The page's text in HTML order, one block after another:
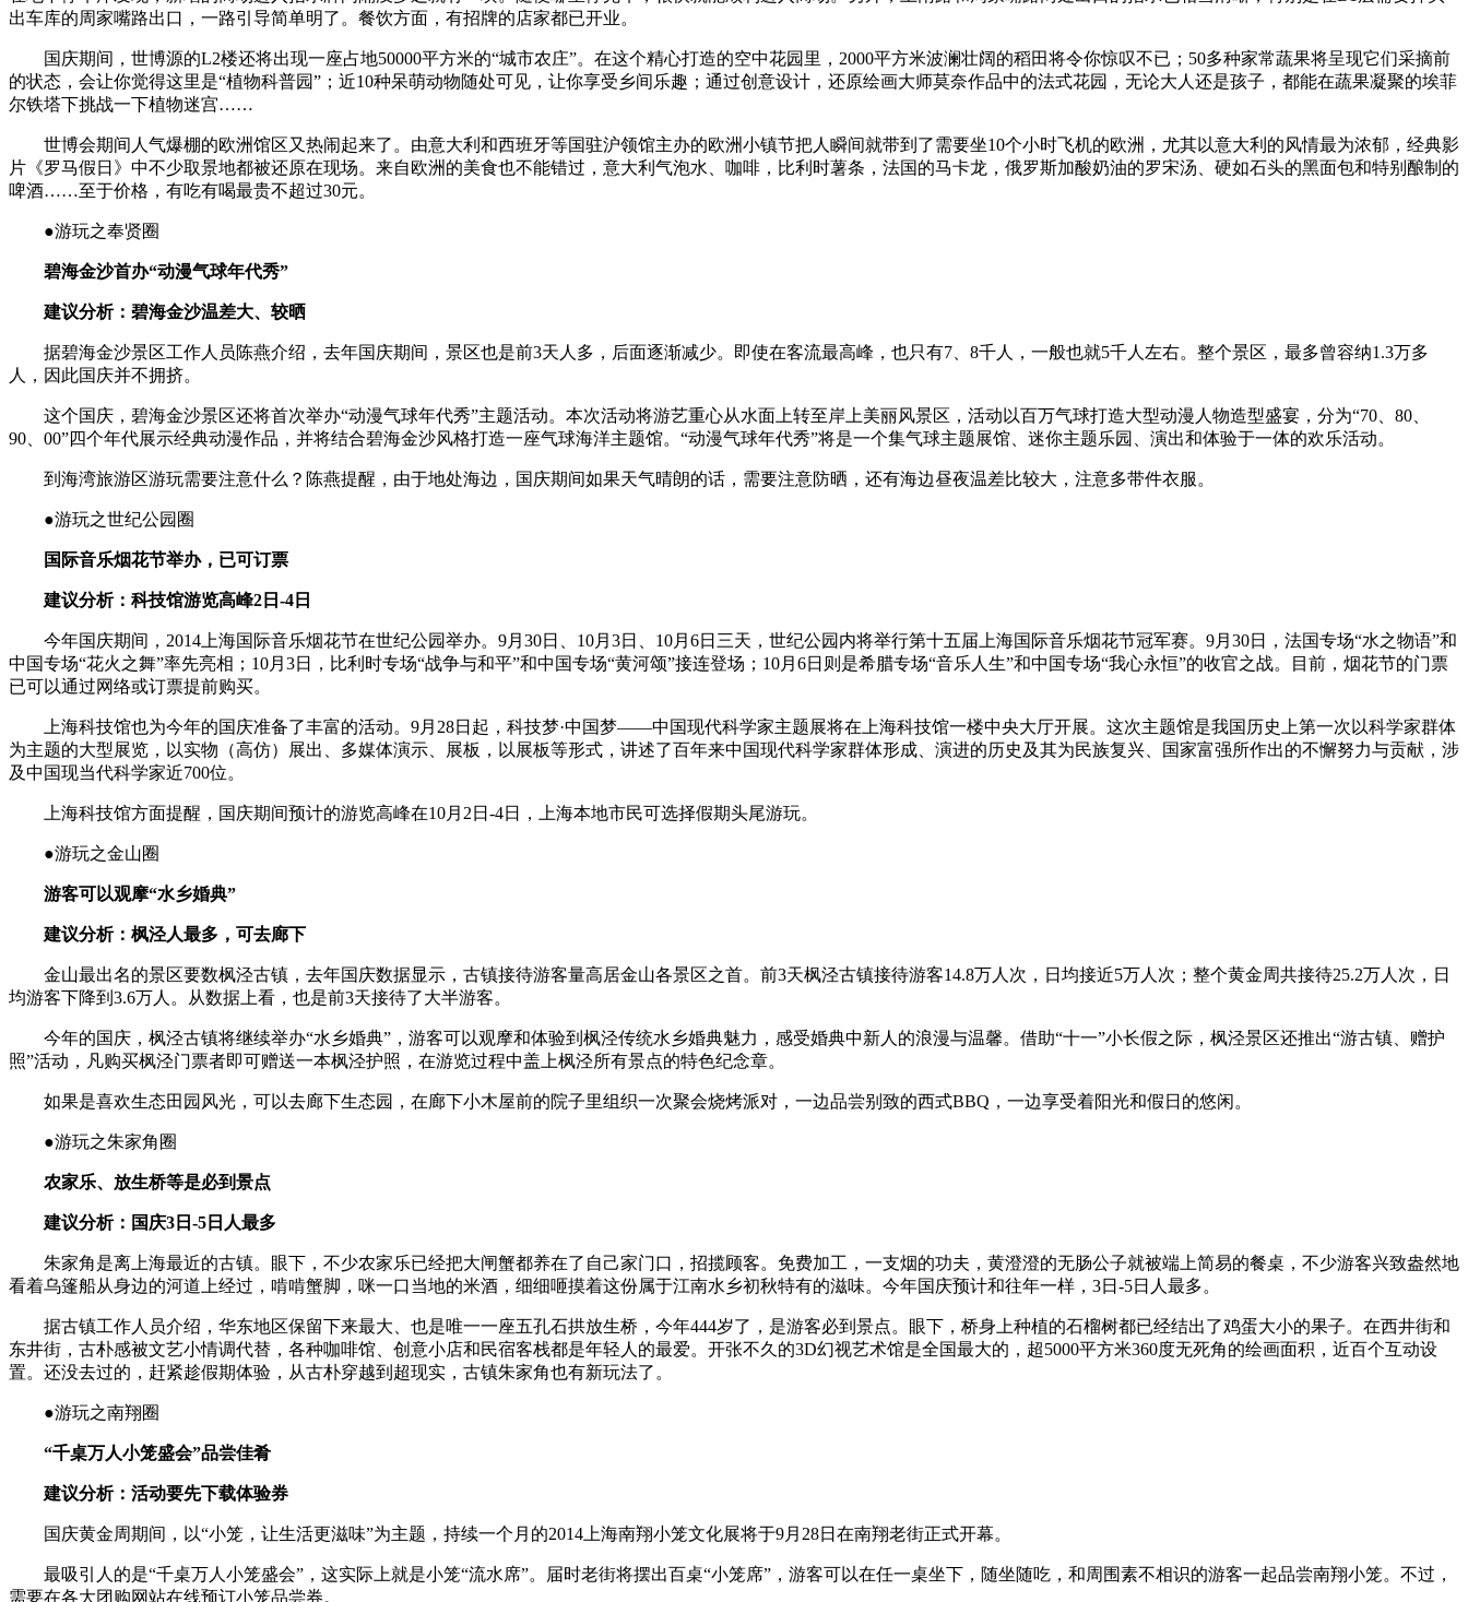
出车库的周家嘴路出口，一路引导简单明了。餐饮方面，有招牌的店家都已开业。
国庆期间，世博源的L2楼还将出现一座占地50000平方米的“城市农庄”。在这个精心打造的空中花园里，2000平方米波澜壮阔的稻田将令你惊叹不已；50多种家常蔬果将呈现它们采摘前
的状态，会让你觉得这里是“植物科普园”；近10种呆萌动物随处可见，让你享受乡间乐趣；通过创意设计，还原绘画大师莫奈作品中的法式花园，无论大人还是孩子，都能在蔬果凝聚的埃菲
尔铁塔下挑战一下植物迷宫……
世博会期间人气爆棚的欧洲馆区又热闹起来了。由意大利和西班牙等国驻沪领馆主办的欧洲小镇节把人瞬间就带到了需要坐10个小时飞机的欧洲，尤其以意大利的风情最为浓郁，经典影
片《罗马假日》中不少取景地都被还原在现场。来自欧洲的美食也不能错过，意大利气泡水、咖啡，比利时薯条，法国的马卡龙，俄罗斯加酸奶油的罗宋汤、硬如石头的黑面包和特别酿制的
啤酒……至于价格，有吃有喝最贵不超过30元。
●游玩之奉贤圈
碧海金沙首办“动漫气球年代秀”
建议分析：碧海金沙温差大、较晒
据碧海金沙景区工作人员陈燕介绍，去年国庆期间，景区也是前3天人多，后面逐渐减少。即使在客流最高峰，也只有7、8千人，一般也就5千人左右。整个景区，最多曾容纳1.3万多
人，因此国庆并不拥挤。
这个国庆，碧海金沙景区还将首次举办“动漫气球年代秀”主题活动。本次活动将游艺重心从水面上转至岸上美丽风景区，活动以百万气球打造大型动漫人物造型盛宴，分为“70、80、
90、00”四个年代展示经典动漫作品，并将结合碧海金沙风格打造一座气球海洋主题馆。“动漫气球年代秀”将是一个集气球主题展馆、迷你主题乐园、演出和体验于一体的欢乐活动。
到海湾旅游区游玩需要注意什么？陈燕提醒，由于地处海边，国庆期间如果天气晴朗的话，需要注意防晒，还有海边昼夜温差比较大，注意多带件衣服。
●游玩之世纪公园圈
国际音乐烟花节举办，已可订票
建议分析：科技馆游览高峰2日-4日
今年国庆期间，2014上海国际音乐烟花节在世纪公园举办。9月30日、10月3日、10月6日三天，世纪公园内将举行第十五届上海国际音乐烟花节冠军赛。9月30日，法国专场“水之物语”和
中国专场“花火之舞”率先亮相；10月3日，比利时专场“战争与和平”和中国专场“黄河颂”接连登场；10月6日则是希腊专场“音乐人生”和中国专场“我心永恒”的收官之战。目前，烟花节的门票
已可以通过网络或订票提前购买。
上海科技馆也为今年的国庆准备了丰富的活动。9月28日起，科技梦·中国梦——中国现代科学家主题展将在上海科技馆一楼中央大厅开展。这次主题馆是我国历史上第一次以科学家群体
为主题的大型展览，以实物（高仿）展出、多媒体演示、展板，以展板等形式，讲述了百年来中国现代科学家群体形成、演进的历史及其为民族复兴、国家富强所作出的不懈努力与贡献，涉
及中国现当代科学家近700位。
上海科技馆方面提醒，国庆期间预计的游览高峰在10月2日-4日，上海本地市民可选择假期头尾游玩。
●游玩之金山圈
游客可以观摩“水乡婚典”
建议分析：枫泾人最多，可去廊下
金山最出名的景区要数枫泾古镇，去年国庆数据显示，古镇接待游客量高居金山各景区之首。前3天枫泾古镇接待游客14.8万人次，日均接近5万人次；整个黄金周共接待25.2万人次，日
均游客下降到3.6万人。从数据上看，也是前3天接待了大半游客。
今年的国庆，枫泾古镇将继续举办“水乡婚典”，游客可以观摩和体验到枫泾传统水乡婚典魅力，感受婚典中新人的浪漫与温馨。借助“十一”小长假之际，枫泾景区还推出“游古镇、赠护
照”活动，凡购买枫泾门票者即可赠送一本枫泾护照，在游览过程中盖上枫泾所有景点的特色纪念章。
如果是喜欢生态田园风光，可以去廊下生态园，在廊下小木屋前的院子里组织一次聚会烧烤派对，一边品尝别致的西式BBQ，一边享受着阳光和假日的悠闲。
●游玩之朱家角圈
农家乐、放生桥等是必到景点
建议分析：国庆3日-5日人最多
朱家角是离上海最近的古镇。眼下，不少农家乐已经把大闸蟹都养在了自己家门口，招揽顾客。免费加工，一支烟的功夫，黄澄澄的无肠公子就被端上简易的餐桌，不少游客兴致盎然地
看着乌篷船从身边的河道上经过，啃啃蟹脚，咪一口当地的米酒，细细咂摸着这份属于江南水乡初秋特有的滋味。今年国庆预计和往年一样，3日-5日人最多。
据古镇工作人员介绍，华东地区保留下来最大、也是唯一一座五孔石拱放生桥，今年444岁了，是游客必到景点。眼下，桥身上种植的石榴树都已经结出了鸡蛋大小的果子。在西井街和
东井街，古朴感被文艺小情调代替，各种咖啡馆、创意小店和民宿客栈都是年轻人的最爱。开张不久的3D幻视艺术馆是全国最大的，超5000平方米360度无死角的绘画面积，近百个互动设
置。还没去过的，赶紧趁假期体验，从古朴穿越到超现实，古镇朱家角也有新玩法了。
●游玩之南翔圈
“千桌万人小笼盛会”品尝佳肴
建议分析：活动要先下载体验券
国庆黄金周期间，以“小笼，让生活更滋味”为主题，持续一个月的2014上海南翔小笼文化展将于9月28日在南翔老街正式开幕。
最吸引人的是“千桌万人小笼盛会”，这实际上就是小笼“流水席”。届时老街将摆出百桌“小笼席”，游客可以在任一桌坐下，随坐随吃，和周围素不相识的游客一起品尝南翔小笼。不过，
需要在各大团购网站在线预订小笼品尝券。